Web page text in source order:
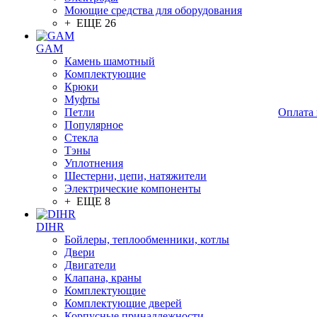
Моющие средства для оборудования
+ ЕЩЕ 26
GAM
Камень шамотный
Комплектующие
Крюки
Муфты
Петли
Популярное
Стекла
Тэны
Уплотнения
Шестерни, цепи, натяжители
Электрические компоненты
+ ЕЩЕ 8
DIHR
Бойлеры, теплообменники, котлы
Двери
Двигатели
Клапана, краны
Комплектующие
Комплектующие дверей
Оплата